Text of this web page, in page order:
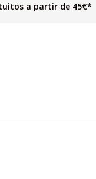
a partir de 45€*